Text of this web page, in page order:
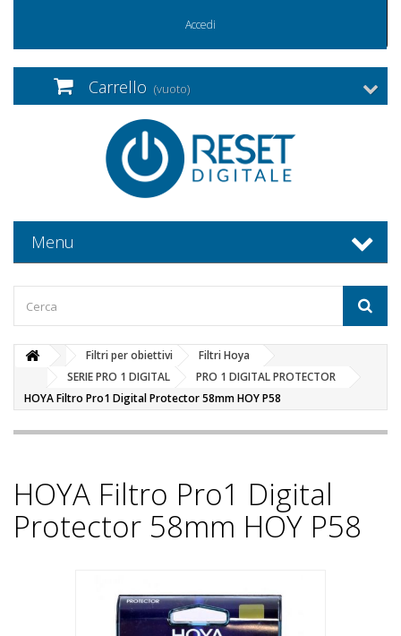
Accedi
Carrello (vuoto)
Menu
Filtri per obiettivi
Filtri Hoya
SERIE PRO 1 DIGITAL
PRO 1 DIGITAL PROTECTOR
HOYA Filtro Pro1 Digital Protector 58mm HOY P58
HOYA Filtro Pro1 Digital
Protector 58mm HOY P58